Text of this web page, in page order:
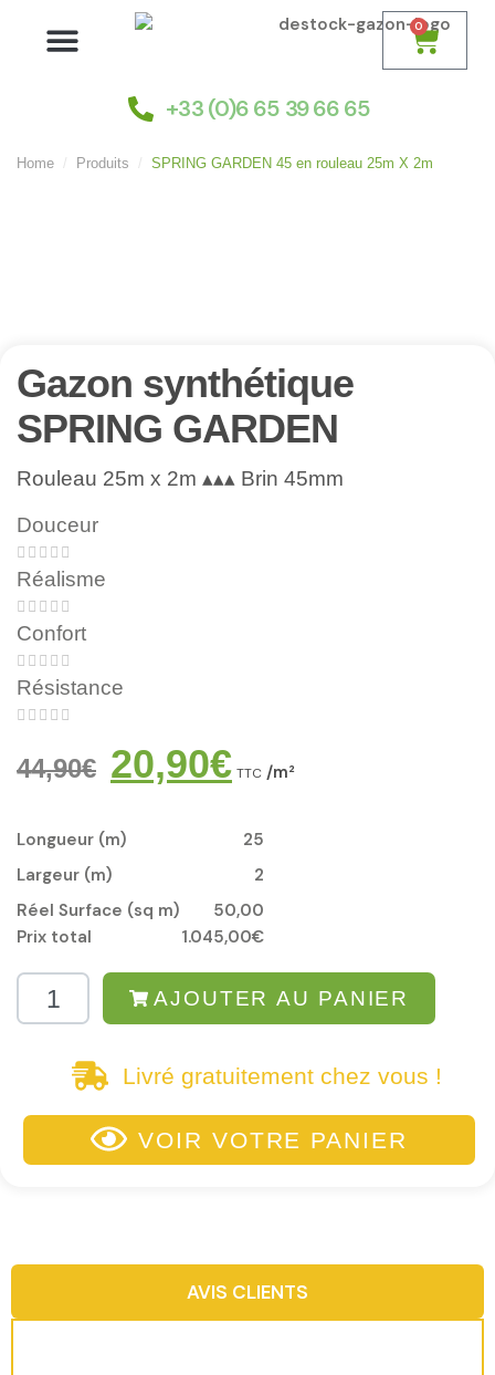
0
+33 (0)6 65 39 66 65
Home Produits SPRING GARDEN 45 en rouleau 25m X 2m
Gazon synthétique
SPRING GARDEN
Rouleau 25m x 2m ▴▴▴ Brin 45mm
Douceur
    
Réalisme
    
Confort
    
Résistance
    
44,90€ 20,90€ TTC /m²
Longueur (m)
25
Largeur (m)
2
Réel Surface (sq m)
50,00
Prix total
1.045,00€
AJOUTER AU PANIER
Livré gratuitement chez vous !
VOIR VOTRE PANIER
AVIS CLIENTS